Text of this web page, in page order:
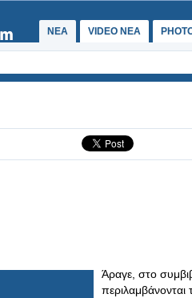
ΝΕΑ VIDEO NEA
Άραγε, στο
περιλαμβάνονται